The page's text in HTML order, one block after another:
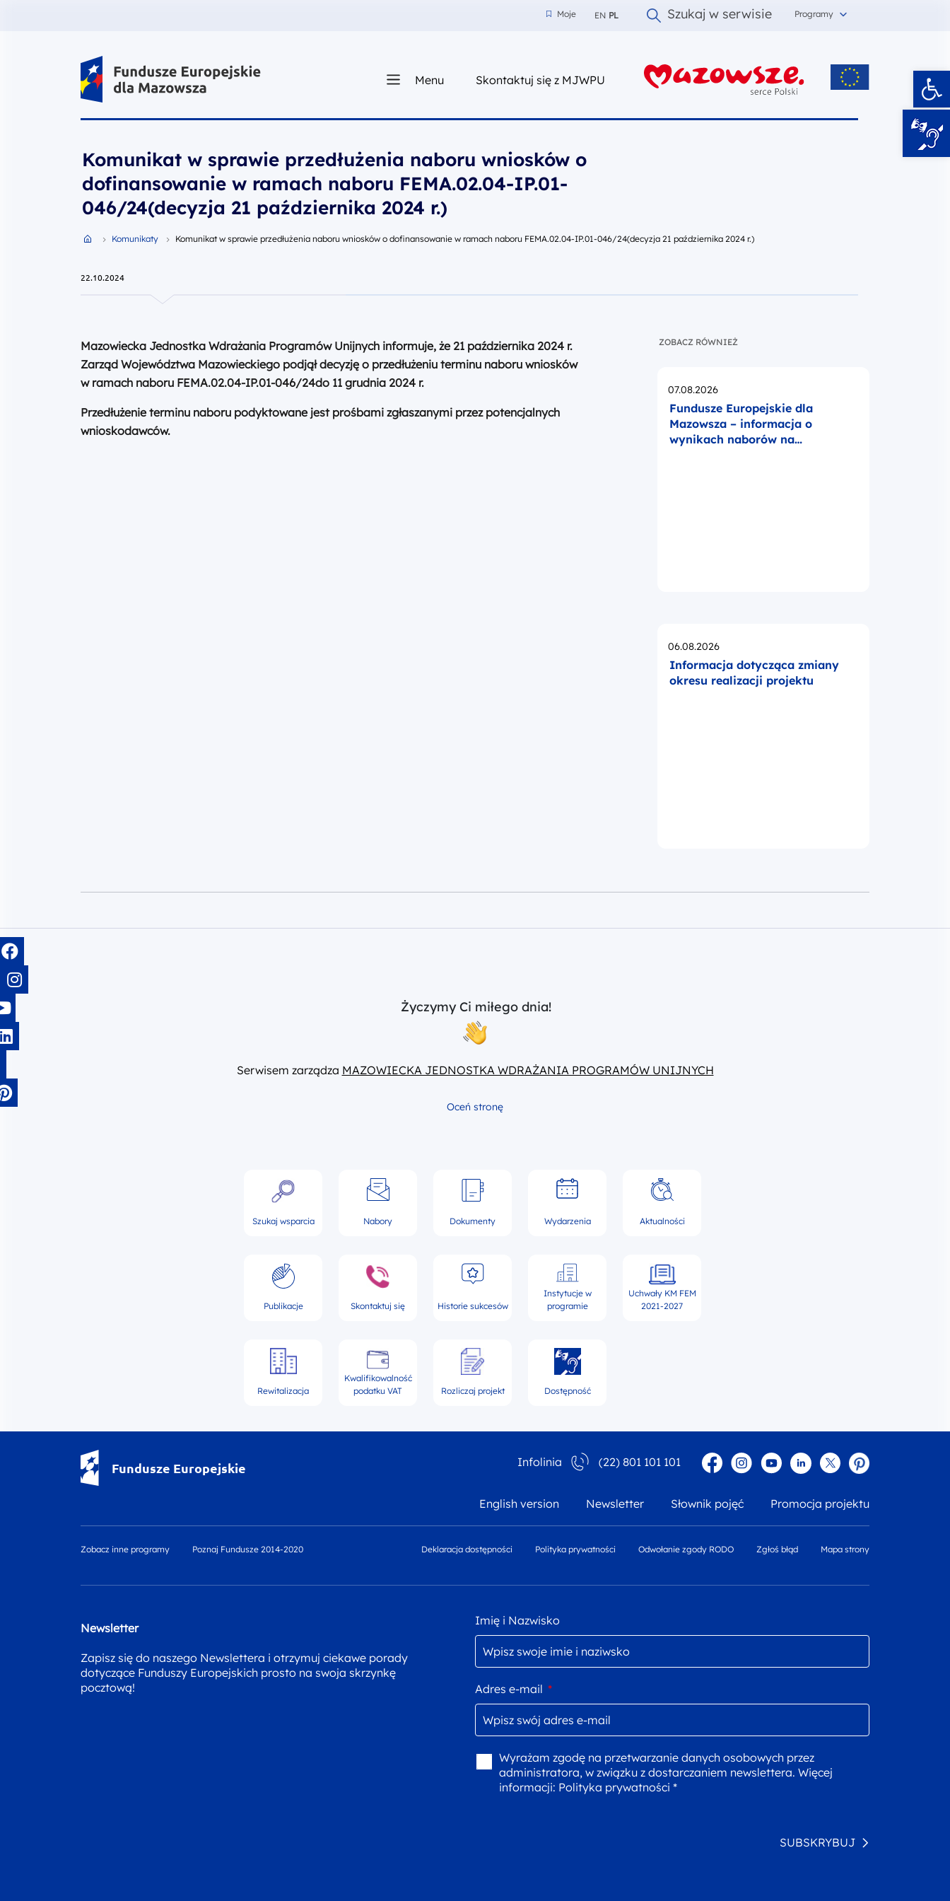
Moje
Moje EN PL Szukaj w serwisie Programy
Fundusze Europejskie dla Mazowsza Menu Skontaktuj się z MJWPUz nami
Komunikat w sprawie przedłużenia naboru wniosków o
dofinansowanie w ramach naboru FEMA.02.04-IP.01-
046/24(decyzja 21 października 2024 r.)
Przejdź do strony głównej portalu
Komunikaty Komunikat w sprawie przedłużenia naboru wniosków o dofinansowanie w ramach naboru FEMA.02.04-IP.01-046/24(decyzja 21 października 2024 r.)
22.10.2024
Mazowiecka Jednostka Wdrażania Programów Unijnych informuje, że 21 października 2024 r.
Zarząd Województwa Mazowieckiego podjął decyzję o przedłużeniu terminu naboru wniosków
w ramach naboru FEMA.02.04-IP.01-046/24do 11 grudnia 2024 r.
Przedłużenie terminu naboru podyktowane jest prośbami zgłaszanymi przez potencjalnych
wnioskodawców.
ZOBACZ RÓWNIEŻ
Opublikowano
07.08.2026
Fundusze Europejskie dla
Mazowsza – informacja o
wynikach naborów na
Opublikowano
06.08.2026
Informacja dotycząca zmiany
okresu realizacji projektu
Życzymy Ci miłego dnia!
Serwisem zarządza MAZOWIECKA JEDNOSTKA WDRAŻANIA PROGRAMÓW UNIJNYCH
Oceń stronę
Szukaj wsparcia Nabory Dokumenty Wydarzenia Aktualności
Publikacje Skontaktuj się Historie sukcesów
Instytucje w
programie
Uchwały KM FEM
2021-2027
Rewitalizacja
Kwalifikowalność
podatku VAT
Rozliczaj projekt Dostępność
Fundusze Europejskie Infolinia (22) 801 101 101 FacebookInstagram
YouTubeLinkedin
twitterPinterest
English version Newsletter Słownik pojęć Promocja projektu
Zobacz inne programy Poznaj Fundusze 2014-2020 Deklaracja dostępności Polityka prywatności Odwołanie zgody RODO Zgłoś błąd Mapa strony
Newsletter
Zapisz się do naszego Newslettera i otrzymuj ciekawe porady
dotyczące Funduszy Europejskich prosto na swoja skrzynkę
pocztową!
Imię i Nazwisko
Adres e-mail *
Wyrażam zgodę na przetwarzanie danych osobowych przez
administratora, w związku z dostarczaniem newslettera. Więcej
informacji: Polityka prywatności *
SUBSKRYBUJ